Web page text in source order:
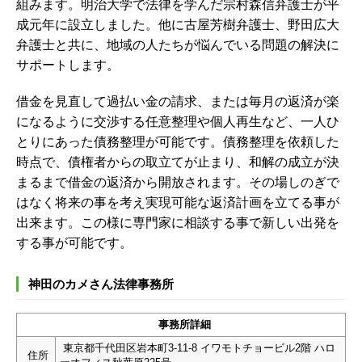
組みます。明治大学で法律を学んだ宗村森信弁護士が平
成元年に設立しました。他に古屋芳樹弁護士、野田広大
弁護士と共に、地域の人たちが悩んでいる問題の解決に
サポートします。
借金を見直して過払い金の請求、または毎月の返済が楽
になるように交渉する任意整理や個人再生など、一人ひ
とりにあった債務整理が可能です。債務整理を依頼した
時点で、債権者からの取立てが止まり、和解の成立が決
まるまで借金の返済から開放されます。その場しのぎで
はなく将来の事を考え実現可能な返済計画を立てる事が
出来ます。この様に専門家に相談する事で新しい出発を
する事が可能です。
神田のカメさん法律事務所
事務所詳細
住所
東京都千代田区岩本町3-11-8 イワモトチョービル2階 ハロ